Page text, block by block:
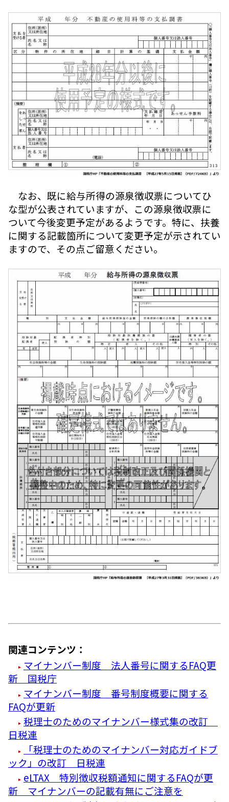
なお、既に給与所得の源泉徴収票についてひ
な型が公表されていますが、この源泉徴収票に
ついて今後変更予定があるようです。特に、扶養
に関する記載箇所について変更予定が示されてい
ますので、その点ご留意ください。
関連コンテンツ：
マイナンバー制度 法人番号に関するFAQ更
新 国税庁
マイナンバー制度 番号制度概要に関する
FAQが更新
税理士のためのマイナンバー様式集の改訂
日税連
「税理士のためのマイナンバー対応ガイドブ
ック」の改訂 日税連
eLTAX 特別徴収税額通知に関するFAQが更
新 マイナンバーの記載有無にご注意を